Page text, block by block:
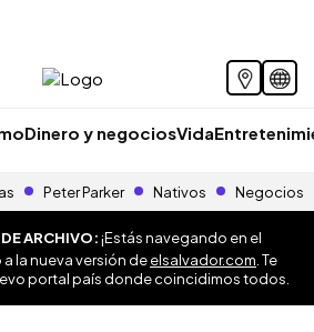
Dinero y negociosVida
Peter Parker Nativos Negocios
ARCHIVO:¡Estás navegando en el
la nueva versión deelsalvador.com . Te
portal país donde coincidimos todos.